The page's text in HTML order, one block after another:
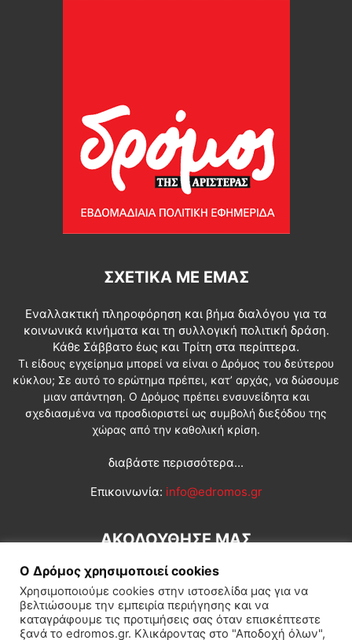
ΣΧΕΤΙΚΆ ΜΕ ΕΜΆΣ
Εναλλακτική πληροφόρηση και βήμα διαλόγου για τα
κοινωνικά κινήματα και τη συλλογική πολιτική δράση.
Κάθε Σάββατο έως και Τρίτη στα περίπτερα.
Τι είδους εγχείρημα μπορεί να είναι ο Δρόμος του δεύτερου
κύκλου; Σε αυτό το ερώτημα πρέπει, κατ’ αρχάς, να δώσουμε
μιαν απάντηση. Ο Δρόμος πρέπει ενσυνείδητα και
σχεδιασμένα να προσδιοριστεί ως συμβολή διεξόδου της
χώρας από την καθολική κρίση.
διαβάστε περισσότερα...
Επικοινωνία: info@edromos.gr
ΑΚΟΛΟΥΘΗΣΕ ΜΑΣ
Ο Δρόμος χρησιμοποιεί cookies
Χρησιμοποιούμε cookies στην ιστοσελίδα μας για να
βελτιώσουμε την εμπειρία περιήγησης και να
καταγράφουμε τις προτιμήσεις σας όταν επισκέπτεστε
ξανά το edromos.gr. Κλικάροντας στο "Αποδοχή όλων",